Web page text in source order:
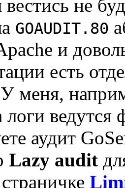
не
GOAUDIT.80
и
есть
меня,
логи
аудит
Lazy audit